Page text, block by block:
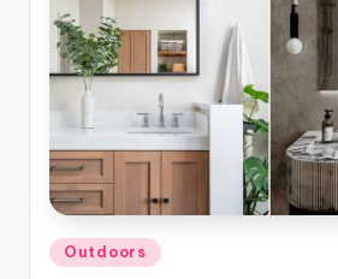
Posted
Outdoors